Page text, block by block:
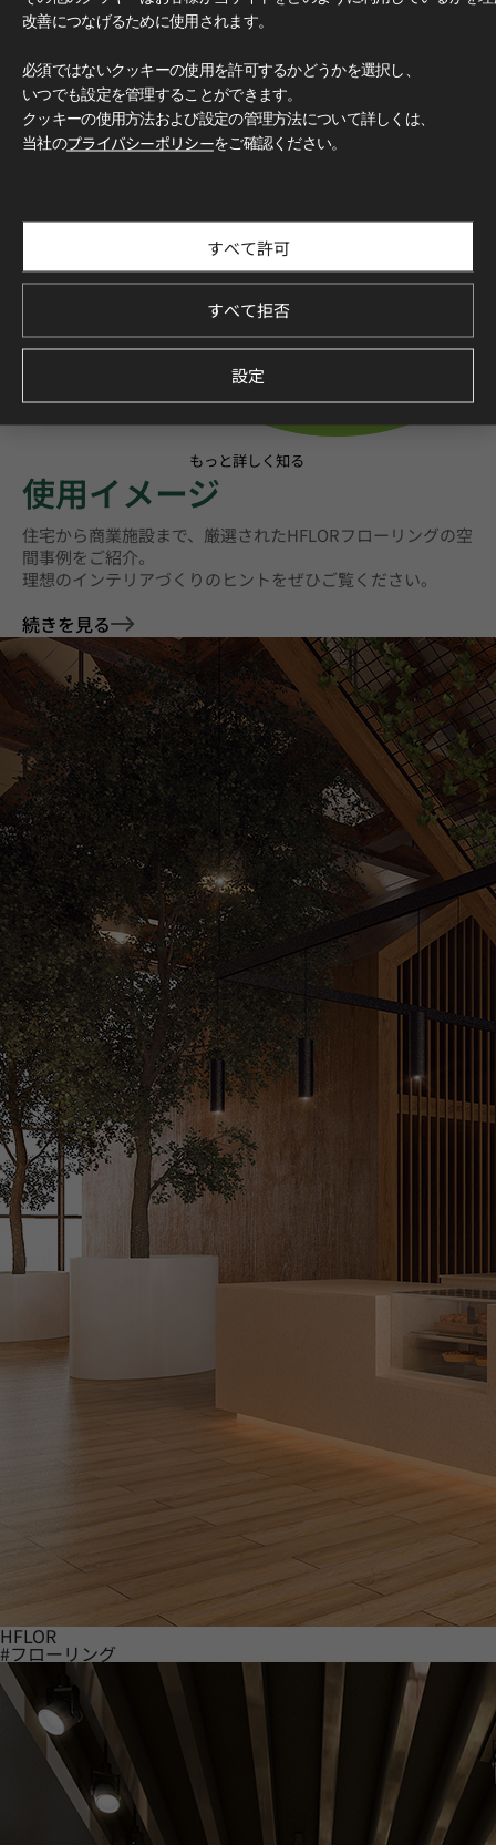
もっと詳しく知る
使用イメージ
住宅から商業施設まで、厳選されたHFLORフローリングの空
間事例をご紹介。
理想のインテリアづくりのヒントをぜひご覧ください。
続きを見る
HFLOR
#フローリング
改善につなげるために使用されます。
必須ではないクッキーの使用を許可するかどうかを選択し、
いつでも設定を管理することができます。
クッキーの使用方法および設定の管理方法について詳しくは、
当社のプライバシーポリシーをご確認ください。
すべて許可
すべて拒否
設定